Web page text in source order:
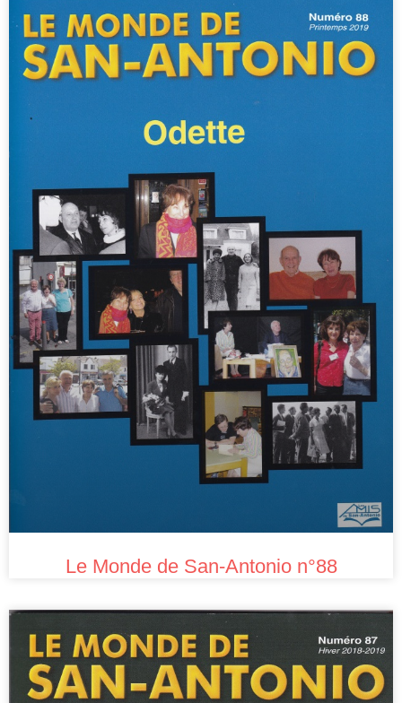
Le Monde de San-Antonio n°88